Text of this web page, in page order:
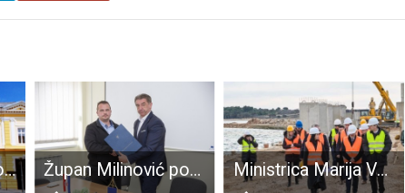
Gackom Pučkom otvorenom učilištu Otočac 707,000 kuna od Ministarstva kulture Župan Milinović posjetio općinu Udbina Ministrica Marija Vučković obišla radove na izgradnji ribarske luke u Novalji vrijedne 4,5 milijuna eura